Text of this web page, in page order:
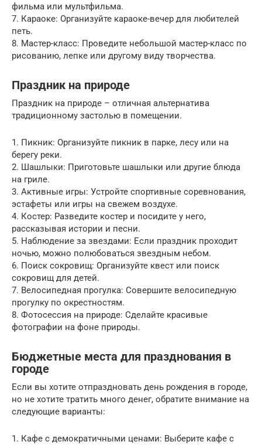
фильма или мультфильма.
7. Караоке: Организуйте караоке-вечер для любителей
петь.
8. Мастер-класс: Проведите небольшой мастер-класс по
рисованию, лепке или другому виду творчества.
Праздник на природе
Праздник на природе – отличная альтернатива
традиционному застолью в помещении.
1. Пикник: Организуйте пикник в парке, лесу или на
берегу реки.
2. Шашлыки: Приготовьте шашлыки или другие блюда
на гриле.
3. Активные игры: Устройте спортивные соревнования,
эстафеты или игры на свежем воздухе.
4. Костер: Разведите костер и посидите у него,
рассказывая истории и песни.
5. Наблюдение за звездами: Если праздник проходит
ночью, можно полюбоваться звездным небом.
6. Поиск сокровищ: Организуйте квест или поиск
сокровищ для детей.
7. Велосипедная прогулка: Совершите велосипедную
прогулку по окрестностям.
8. Фотосессия на природе: Сделайте красивые
фотографии на фоне природы.
Бюджетные места для празднования в
городе
Если вы хотите отпраздновать день рождения в городе,
но не хотите тратить много денег, обратите внимание на
следующие варианты:
1. Кафе с демократичными ценами: Выберите кафе с